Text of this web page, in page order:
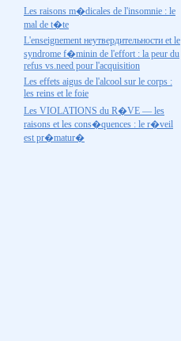
Les raisons m�dicales de l'insomnie : le
mal de t�te
L'enseignement неутвердительности et le
syndrome f�minin de l'effort : la peur du
refus vs.need pour l'acquisition
Les effets aigus de l'alcool sur le corps :
les reins et le foie
Les VIOLATIONS du R�VE — les
raisons et les cons�quences : le r�veil
est pr�matur�